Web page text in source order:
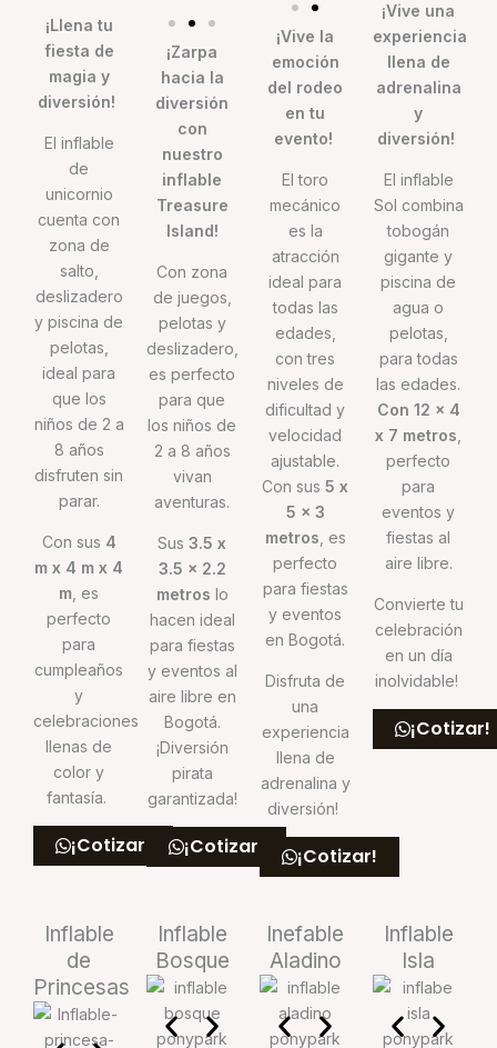
¡Llena tu
fiesta de
magia y
diversión!
El inflable
de
unicornio
cuenta con
zona de
salto,
deslizadero
y piscina de
pelotas,
ideal para
que los
niños de 2 a
8 años
disfruten sin
parar.
Con sus 4
m x 4 m x 4
m , es
perfecto
para
cumpleaños
y
celebraciones
llenas de
color y
fantasía.
¡Cotizar!
¡Zarpa
hacia la
diversión
con
nuestro
inflable
Treasure
Island!
Con zona
de juegos,
pelotas y
deslizadero,
es perfecto
para que
los niños de
2 a 8 años
vivan
aventuras.
Sus 3.5 x
3.5 x 2.2
metros lo
hacen ideal
para fiestas
y eventos al
aire libre en
Bogotá.
¡Diversión
pirata
garantizada!
¡Cotizar!
¡Vive la
emoción
del rodeo
en tu
evento!
El toro
mecánico
es la
atracción
ideal para
todas las
edades,
con tres
niveles de
dificultad y
velocidad
ajustable.
Con sus 5 x
5 x 3
metros , es
perfecto
para fiestas
y eventos
en Bogotá.
Disfruta de
una
experiencia
llena de
adrenalina y
diversión!
¡Cotizar!
¡Vive una
experiencia
llena de
adrenalina
y
diversión!
El inflable
Sol combina
tobogán
gigante y
piscina de
agua o
pelotas,
para todas
las edades.
Con 12 x 4
x 7 metros
perfecto
para
eventos y
fiestas al
aire libre.
Convierte tu
celebración
en un día
inolvidable!
¡Cotizar!
Inflable
de
Princesas
Inflable
Bosque
Inefable
Aladino
Inflable
Isla